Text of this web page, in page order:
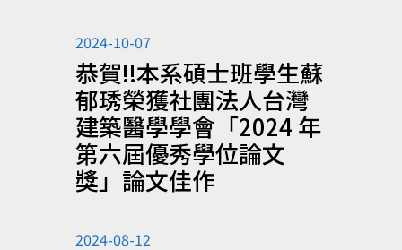
2024-10-07
恭賀!!本系碩士班學生蘇
郁琇榮獲社團法人台灣
建築醫學學會「2024 年
第六屆優秀學位論文
獎」論文佳作
2024-08-12